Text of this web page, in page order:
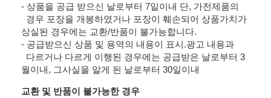
- 상품을 공급 받으신 날로부터 7일이내 단, 가전제품의
경우 포장을 개봉하였거나 포장이 훼손되어 상품가치가
상실된 경우에는 교환/반품이 불가능합니다.
- 공급받으신 상품 및 용역의 내용이 표시.광고 내용과
다르거나 다르게 이행된 경우에는 공급받은 날로부터 3
월이내, 그사실을 알게 된 날로부터 30일이내
교환 및 반품이 불가능한 경우